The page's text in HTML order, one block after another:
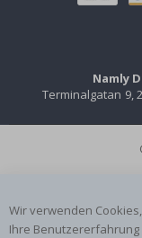
Namly
Terminalgatan 9,
Wir verwenden
Ihre